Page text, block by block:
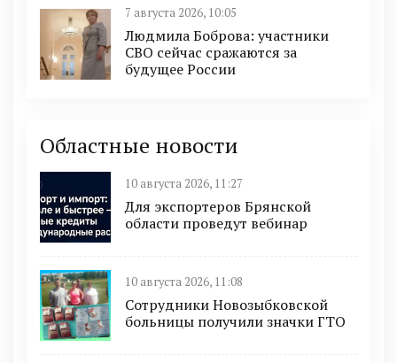
7 августа 2026, 10:05
Людмила Боброва: участники
СВО сейчас сражаются за
будущее России
Областные новости
10 августа 2026, 11:27
Для экспортеров Брянской
области проведут вебинар
10 августа 2026, 11:08
Сотрудники Новозыбковской
больницы получили значки ГТО